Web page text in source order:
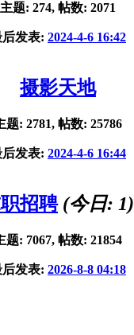
主题: 274, 帖数: 2071
后发表: 2024-4-6 16:42
摄影天地
题: 2781, 帖数: 25786
后发表: 2024-4-6 16:44
招聘(今日: 1)
题: 7067, 帖数: 21854
后发表: 2026-8-8 04:18